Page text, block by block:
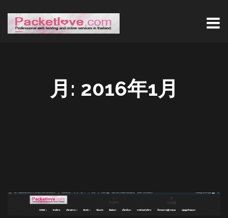
月: 2016年1月